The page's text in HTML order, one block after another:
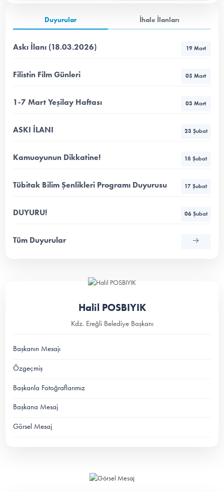
Duyurular İhale İlanları
Askı İlanı (18.03.2026) 19 Mart
Filistin Film Günleri 05 Mart
1-7 Mart Yeşilay Haftası 03 Mart
ASKI İLANI 23 Şubat
Kamuoyunun Dikkatine! 18 Şubat
Tübitak Bilim Şenlikleri Programı Duyurusu 17 Şubat
DUYURU! 06 Şubat
Tüm Duyurular
Halil POSBIYIK
Kdz. Ereğli Belediye Başkanı
Başkanın Mesajı
Özgeçmiş
Başkanla Fotoğraflarımız
Başkana Mesaj
Görsel Mesaj